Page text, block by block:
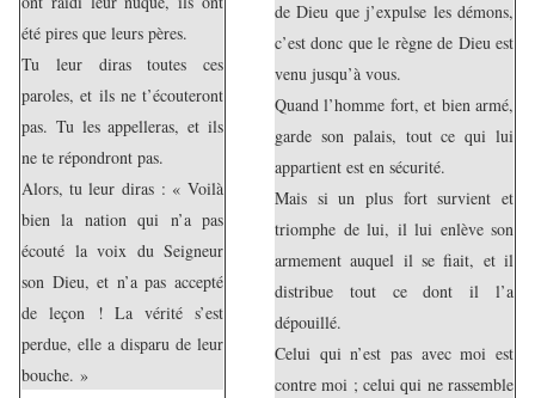
été pires que leurs pères.
Tu leur diras toutes ces
paroles, et ils ne t’écouteront
pas. Tu les appelleras, et ils
ne te répondront pas.
Alors, tu leur diras : « Voilà
bien la nation qui n’a pas
écouté la voix du Seigneur
son Dieu, et n’a pas accepté
de leçon ! La vérité s’est
perdue, elle a disparu de leur
bouche. »
de Dieu que j’expulse les démons,
c’est donc que le règne de Dieu est
venu jusqu’à vous.
Quand l’homme fort, et bien armé,
garde son palais, tout ce qui lui
appartient est en sécurité.
Mais si un plus fort survient et
triomphe de lui, il lui enlève son
armement auquel il se fiait, et il
distribue tout ce dont il l’a
dépouillé.
Celui qui n’est pas avec moi est
contre moi ; celui qui ne rassemble